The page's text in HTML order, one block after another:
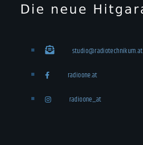
studio@radiotechnikum.at
radioone.at
radioone_at